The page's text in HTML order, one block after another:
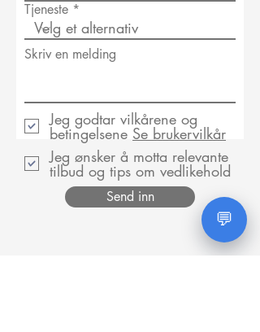
Tjeneste
Skriv en melding
Jeg godtar vilkårene og
betingelsene Se brukervilkår
Jeg ønsker å motta relevante
tilbud og tips om vedlikehold
Send inn
💬